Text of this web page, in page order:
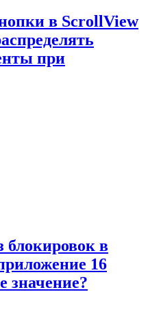
в ScrollView
при
блокировок в
16
значение?